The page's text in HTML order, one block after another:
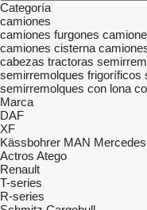
Categoría
camiones
camiones furgones
camiones cisterna
cabezas tractoras
semirremolques frigoríficos
semirremolques con lona
Marca
DAF
XF
Kässbohrer MAN
Actros Atego
Renault
T-series
R-series